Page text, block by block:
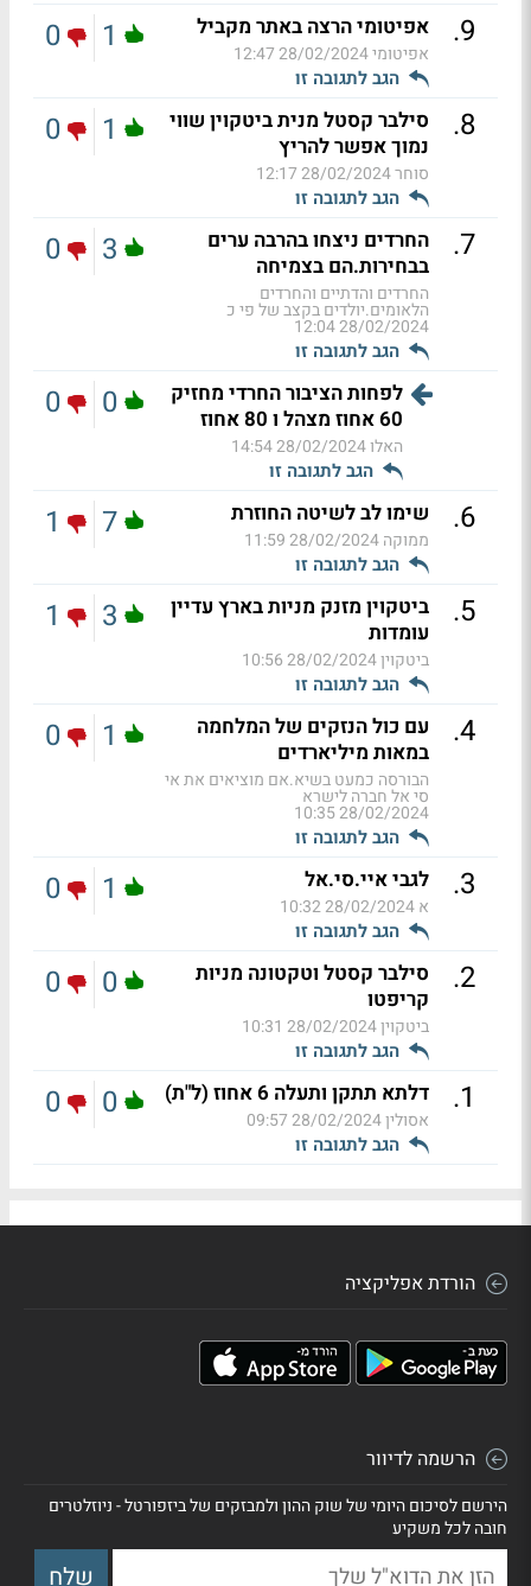
9
. אפיטומי הרצה באתר מקביל
אפיטומי28/02/2024 12:47
הגב לתגובה זו
1
0
8
.
סילבר קסטל מנית ביטקוין שווי
נמוך אפשר להריץ
סוחר28/02/2024 12:17
הגב לתגובה זו
1
0
7
.
החרדים ניצחו בהרבה ערים
בבחירות.הם בצמיחה
החרדים והדתיים והחרדים
הלאומים.יולדים בקצב של פי כ
28/02/2024 12:04
הגב לתגובה זו
3
0
לפחות הציבור החרדי מחזיק
60 אחוז מצהל ו 80 אחוז
האלו28/02/2024 14:54
הגב לתגובה זו
0
0
6
. שימו לב לשיטה החוזרת
ממוקה28/02/2024 11:59
הגב לתגובה זו
7
1
5
.
ביטקוין מזנק מניות בארץ עדיין
עומדות
ביטקוין28/02/2024 10:56
הגב לתגובה זו
3
1
4
.
עם כול הנזקים של המלחמה
במאות מיליארדים
הבורסה כמעט בשיא.אם מוציאים את אי
סי אל חברה לישרא
28/02/2024 10:35
הגב לתגובה זו
1
0
3
. לגבי איי.סי.אל
א28/02/2024 10:32
הגב לתגובה זו
1
0
2
.
סילבר קסטל וטקטונה מניות
קריפטו
ביטקוין28/02/2024 10:31
הגב לתגובה זו
0
0
1
. דלתא תתקן ותעלה 6 אחוז (ל"ת)
אסולין28/02/2024 09:57
הגב לתגובה זו
0
0
הורדת אפליקציה
הרשמה לדיוור
הירשם לסיכום היומי של שוק ההון ולמבזקים של ביזפורטל - ניוזלטרים
חובה לכל משקיע